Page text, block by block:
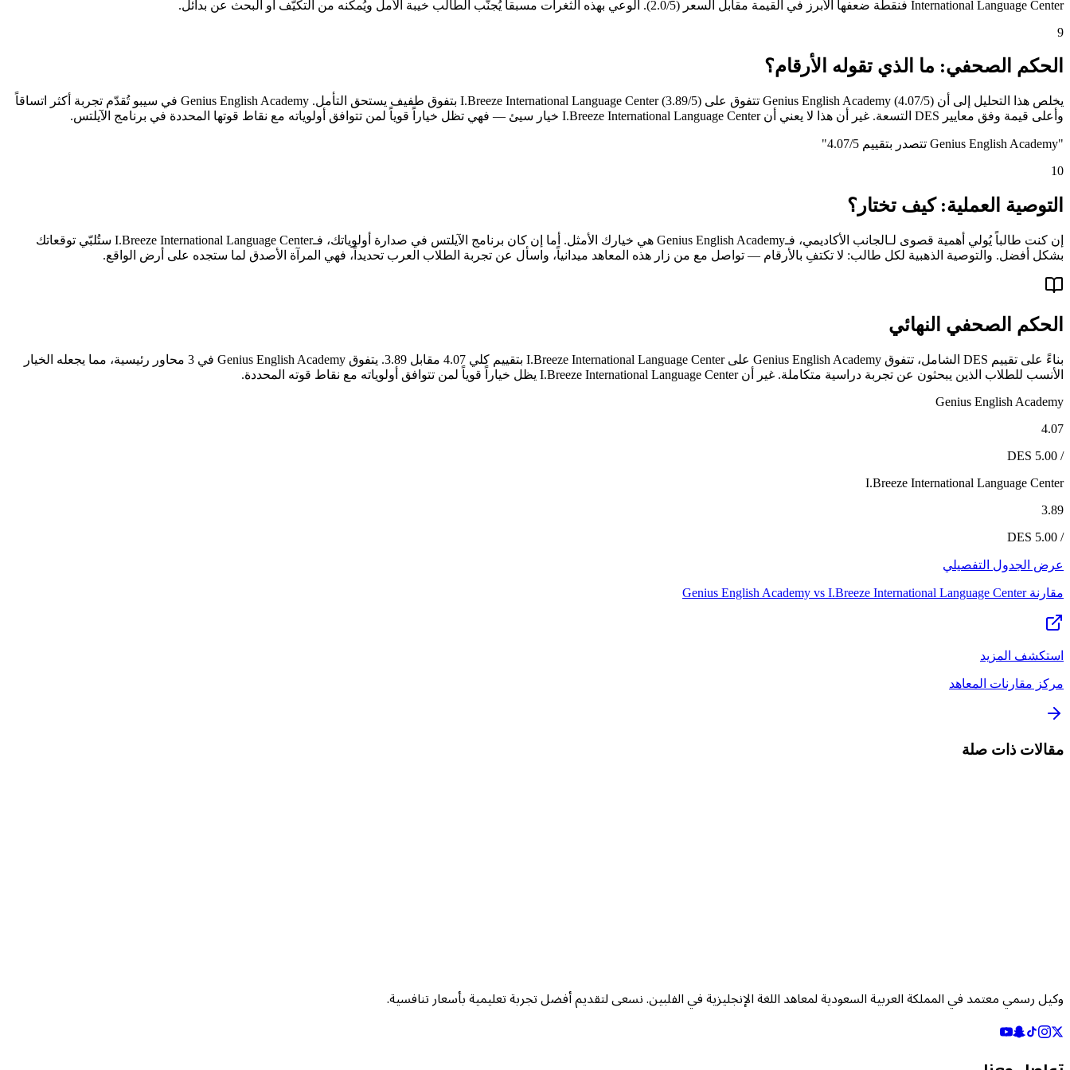
International Language Center فنقطة ضعفها الأبرز في القيمة مقابل السعر (2.0/5). الوعي بهذه الثغرات مسبقاً يُجنّب الطالب خيبة الأمل ويُمكّنه من التكيّف أو البحث عن بدائل.
9
الحكم الصحفي: ما الذي تقوله الأرقام؟
يخلص هذا التحليل إلى أن Genius English Academy (4.07/5) تتفوق على I.Breeze International Language Center (3.89/5) بتفوق طفيف يستحق التأمل. Genius English Academy في سيبو تُقدّم تجربة أكثر اتساقاً
وأعلى قيمة وفق معايير DES التسعة. غير أن هذا لا يعني أن I.Breeze International Language Center خيار سيئ — فهي تظل خياراً قوياً لمن تتوافق أولوياته مع نقاط قوتها المحددة في برنامج الآيلتس.
"Genius English Academy تتصدر بتقييم 4.07/5
"
10
التوصية العملية: كيف تختار؟
إن كنت طالباً يُولي أهمية قصوى لـالجانب الأكاديمي، فـGenius English Academy هي خيارك الأمثل. أما إن كان برنامج الآيلتس في صدارة أولوياتك، فـI.Breeze International Language Center ستُلبّي توقعاتك
بشكل أفضل. والتوصية الذهبية لكل طالب: لا تكتفِ بالأرقام — تواصل مع من زار هذه المعاهد ميدانياً، واسأل عن تجربة الطلاب العرب تحديداً، فهي المرآة الأصدق لما ستجده على أرض الواقع.
الحكم الصحفي النهائي
بناءً على تقييم DES الشامل، تتفوق Genius English Academy على I.Breeze International Language Center بتقييم كلي 4.07 مقابل 3.89. يتفوق Genius English Academy في 3 محاور رئيسية، مما يجعله الخيار
الأنسب للطلاب الذين يبحثون عن تجربة دراسية متكاملة. غير أن I.Breeze International Language Center يظل خياراً قوياً لمن تتوافق أولوياته مع نقاط قوته المحددة.
Genius English Academy
4.07
/ 5.00 DES
I.Breeze International Language Center
3.89
/ 5.00 DES
عرض الجدول التفصيلي
مقارنة Genius English Academy vs I.Breeze International Language Center
استكشف المزيد
مركز مقارنات المعاهد
مقالات ذات صلة
وكيل رسمي معتمد في المملكة العربية السعودية لمعاهد اللغة الإنجليزية في الفلبين. نسعى لتقديم أفضل تجربة تعليمية بأسعار تنافسية.